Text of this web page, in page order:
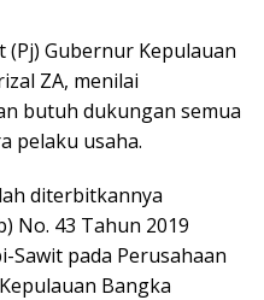
(Pj) Gubernur Kepulauan
ZA, menilai
butuh dukungan semua
pelaku usaha.
diterbitkannya
No. 43 Tahun 2019
Sawit pada Perusahaan
Bangka